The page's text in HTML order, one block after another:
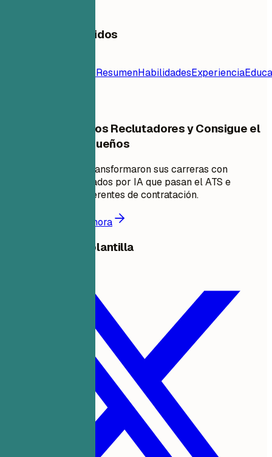
Tabla de Contenidos
ResumenHabilidadesExperiencia
Destácate ante los Reclutadores y Consigue el
Trabajo de Tus Sueños
Únete a miles que transformaron sus carreras con
currículums impulsados por IA que pasan el ATS e
impresionan a los gerentes de contratación.
Comienza a crear ahora
Compartir esta plantilla